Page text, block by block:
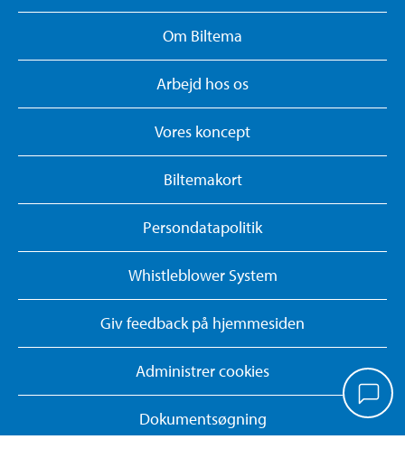
Om Biltema
Arbejd hos os
Vores koncept
Biltemakort
Persondatapolitik
Whistleblower System
Giv feedback på hjemmesiden
Administrer cookies
Dokumentsøgning